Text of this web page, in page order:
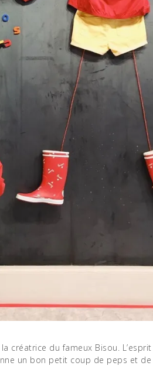
créatrice du fameux Bisou. L’esprit
un bon petit coup de peps et